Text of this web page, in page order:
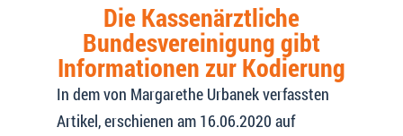
Die Kassenärztliche
Bundesvereinigung gibt
Informationen zur Kodierung
In dem von Margarethe Urbanek verfassten
Artikel, erschienen am 16.06.2020 auf